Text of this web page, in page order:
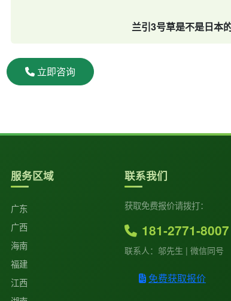
兰引3号草是不是日本
立即咨询
服务区域
广东
广西
海南
福建
江西
联系我们
获取免费报价请拨打：
181-2771-8007
联系人：邬先生 | 微信同号
免费获取报价